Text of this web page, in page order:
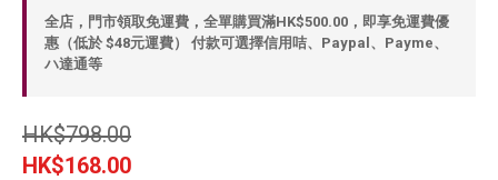
全店，門市領取免運費，全單購買滿HK$500.00，即享免運費優
惠（低於 $48元運費） 付款可選擇信用咭、Paypal、Payme、
ハ達通等
HK$798.00
HK$168.00